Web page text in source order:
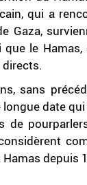
qui a
Gaza,
que le
sans
date
de
depuis